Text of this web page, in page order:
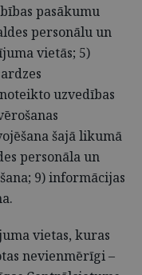
pasākumu
personālu un
vietās; 5)
uzvedības
šajā likumā
personāla un
9) informācijas
vietas, kuras
nevienmērīgi –